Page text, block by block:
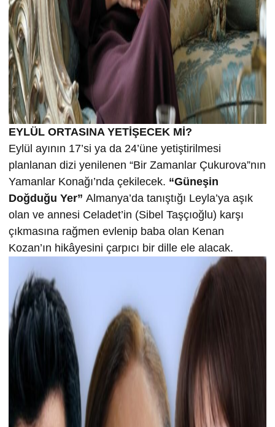
EYLÜL ORTASINA YETİŞECEK Mİ?
Eylül ayının 17’si ya da 24’üne yetiştirilmesi
planlanan dizi yenilenen “Bir Zamanlar Çukurova”nın
Yamanlar Konağı’nda çekilecek. “Güneşin
Doğduğu Yer” Almanya’da tanıştığı Leyla’ya aşık
olan ve annesi Celadet’in (Sibel Taşçıoğlu) karşı
çıkmasına rağmen evlenip baba olan Kenan
Kozan’ın hikâyesini çarpıcı bir dille ele alacak.